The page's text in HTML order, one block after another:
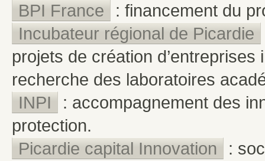
BPI France
: financement du
Incubateur régional de Picardie
projets de création
recherche des laboratoires
INPI
: accompagnement des
protection.
Picardie capital Innovation
: